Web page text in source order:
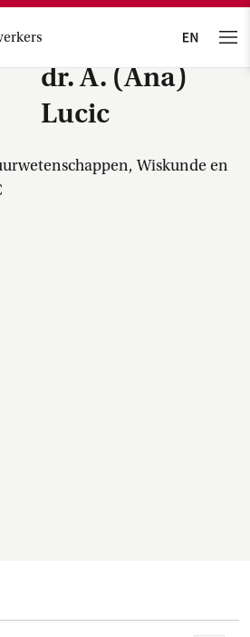
dr. A. (Ana)
Lucic
Wiskunde en